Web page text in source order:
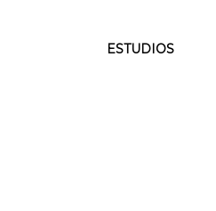
ESTUDIOS